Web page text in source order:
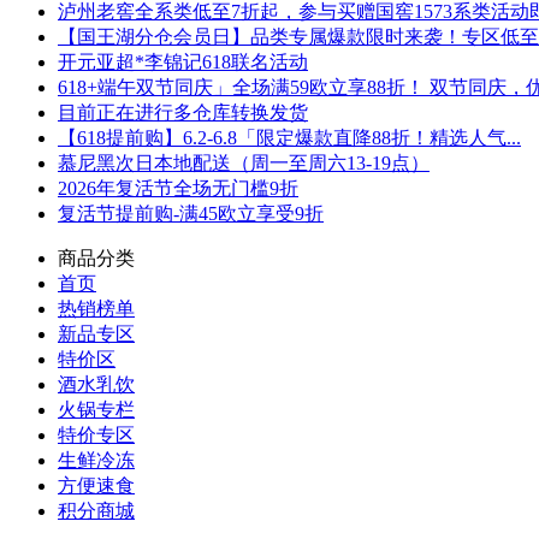
泸州老窖全系类低至7折起，参与买赠国窖1573系类活动
【国王湖分仓会员日】品类专属爆款限时来袭！专区低
开元亚超*李锦记618联名活动
618+端午双节同庆」全场满59欧立享88折！ 双节同庆，
目前正在进行多仓库转换发货
【618提前购】6.2-6.8「限定爆款直降88折！精选人气...
慕尼黑次日本地配送（周一至周六13-19点）
2026年复活节全场无门槛9折
复活节提前购-满45欧立享受9折
商品分类
首页
热销榜单
新品专区
特价区
酒水乳饮
火锅专栏
特价专区
生鲜冷冻
方便速食
积分商城